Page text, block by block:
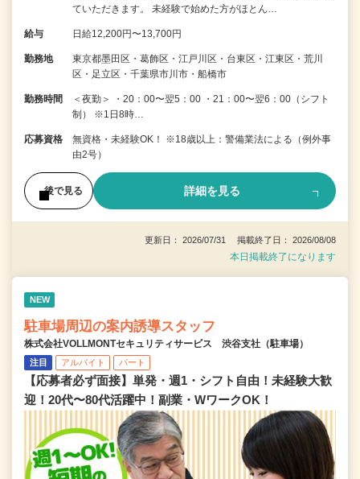
ていただきます。 未経験で始めた方がほとん…
給与 日給12,200円〜13,700円
勤務地
東京都墨田区・葛飾区・江戸川区・台東区・江東区・荒川
区・足立区・千葉県市川市・船橋市
勤務時間
＜夜勤＞ ・20：00〜翌5：00 ・21：00〜翌6：00（シフト
制） ※1日8時…
応募資格
無資格・未経験OK！ ※18歳以上：警備業法による（例外事
由2号）
後で見る 詳細を見る
更新日： 2026/07/31 掲載終了日： 2026/08/08
本日掲載終了になります
NEW
駐車場周辺の案内誘導スタッフ
株式会社VOLLMONTセキュリティサービス 渋谷支社（駐車場）
注目 アルバイト パート
【応募者必ず面接】単発・週1・シフト自由！未経験大歓
迎！20代〜80代活躍中！副業・WワークOK！